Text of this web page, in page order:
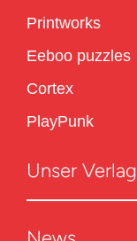
Printworks
Eeboo puzzles
Cortex
PlayPunk
Unser Verlag